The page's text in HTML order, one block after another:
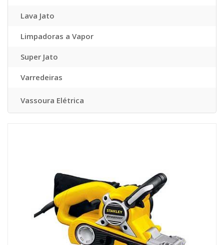
Lava Jato
Limpadoras a Vapor
Super Jato
Varredeiras
Vassoura Elétrica